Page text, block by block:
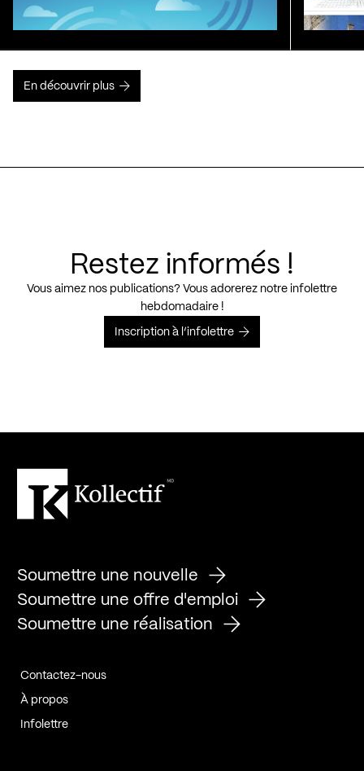
En découvrir plus
Restez informés !
Vous aimez nos publications? Vous adorerez notre infolettre
hebdomadaire !
Inscription à l’infolettre
Soumettre une nouvelle
Soumettre une offre d'emploi
Soumettre une réalisation
Contactez-nous
À propos
Infolettre